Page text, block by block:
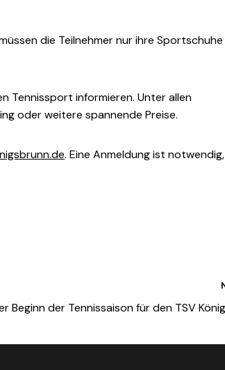
die Teilnehmer nur ihre Sportschuhe
Tennissport informieren. Unter allen
oder weitere spannende Preise.
. Eine Anmeldung ist notwendig,
Beginn der Tennissaison für den TSV